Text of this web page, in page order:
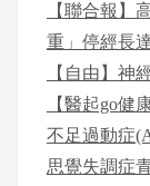
【聯合報】
重」停經長
【自由】神
【醫起go健
不足過動症
思覺失調症